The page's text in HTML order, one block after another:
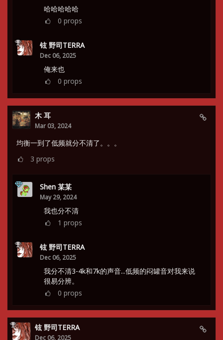
哈哈哈哈哈
0 props
铉 野司TERRA
Dec 06, 2025
俺来也
0 props
木 耳
Mar 03, 2024
均衡一到了低频就分不清了。。。
3 props
Shen 某某
May 29, 2024
我也分不清
1 props
铉 野司TERRA
Dec 06, 2025
我分不清3-4k和7k的声音...低频的闷罐音对我来说
很易分辨。
0 props
铉 野司TERRA
Dec 06, 2025